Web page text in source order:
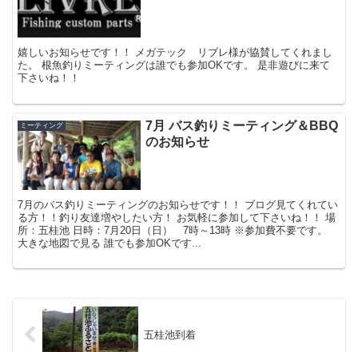
嬉しいお知らせです！！ メガテック リブレ様が協賛してくれまし
た。 根魚釣りミーティングは誰でも参加OKです。 是非遊びに来て
下さいね！！
ミーティング
7月 バス釣りミーティング＆BBQ
のお知らせ
7月のバス釣りミーティングのお知らせです！！ ブログ見てくれてい
る方！！釣り友達増やしたい方！ お気軽に参加して下さいね！！ 場
所：五桂池 日時：7月20日（日） 7時～13時 ※参加費不要です。
大きな地図で見る 誰でも参加OKです...
五桂池到着